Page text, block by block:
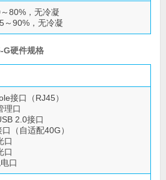
80%，无冷凝
～90%，无冷凝
G硬件规格
接口（RJ45）
理口
2.0接口
（自适配40G）
口
口
口